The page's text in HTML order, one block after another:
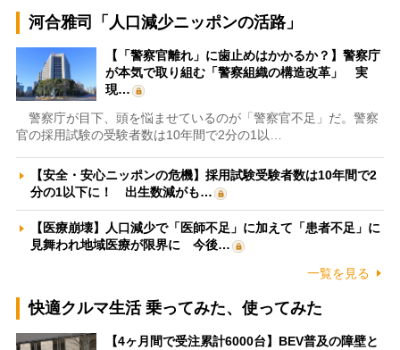
河合雅司「人口減少ニッポンの活路」
【「警察官離れ」に歯止めはかかるか？】警察庁
が本気で取り組む「警察組織の構造改革」 実
現…
警察庁が目下、頭を悩ませているのが「警察官不足」だ。警察
官の採用試験の受験者数は10年間で2分の1以…
【安全・安心ニッポンの危機】採用試験受験者数は10年間で2
分の1以下に！ 出生数減がも…
【医療崩壊】人口減少で「医師不足」に加えて「患者不足」に
見舞われ地域医療が限界に 今後…
一覧を見る
快適クルマ生活 乗ってみた、使ってみた
【4ヶ月間で受注累計6000台】BEV普及の障壁と